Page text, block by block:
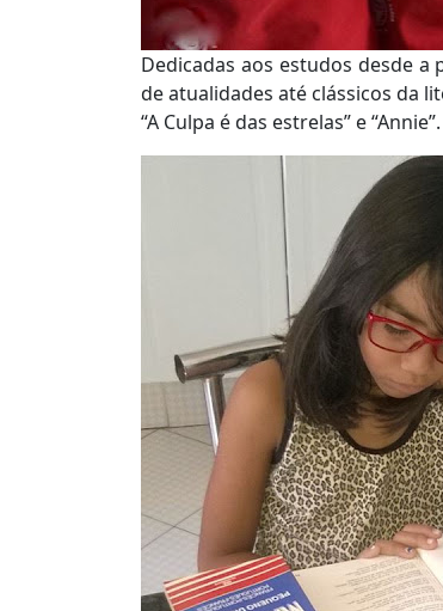
Dedicadas aos estudos desde a
de atualidades até clássicos da
“A Culpa é das estrelas” e